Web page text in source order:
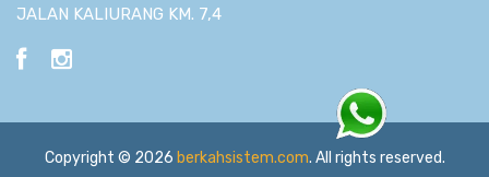
JALAN KALIURANG KM. 7,4
Copyright © 2026 berkahsistem.com. All rights reserved.